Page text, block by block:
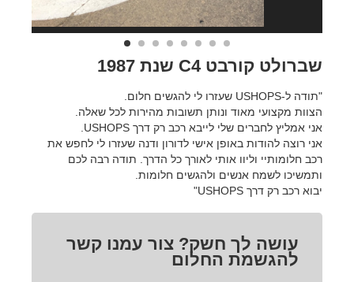
שברולט קורבט C4 שנת 1987
"תודה ל-USHOPS שעזרו לי להגשים חלום.
הצוות מקצועי מאוד ונותן תשובות מהירות לכל שאלה.
אני אמליץ לחברים שלי לייבא רכב רק דרך USHOPS.
אני רוצה להודות באופן אישי לדורון ודנה שעזרו לי לחפש את
רכב חלומותיי וליוו אותי לאורך כל הדרך. תודה רבה לכם
ותמשיכו לשמח אנשים ולהגשים חלומות.
יבוא רכב רק דרך USHOPS"
עושה לך חשק? צור עמנו קשר
להגשמת החלום